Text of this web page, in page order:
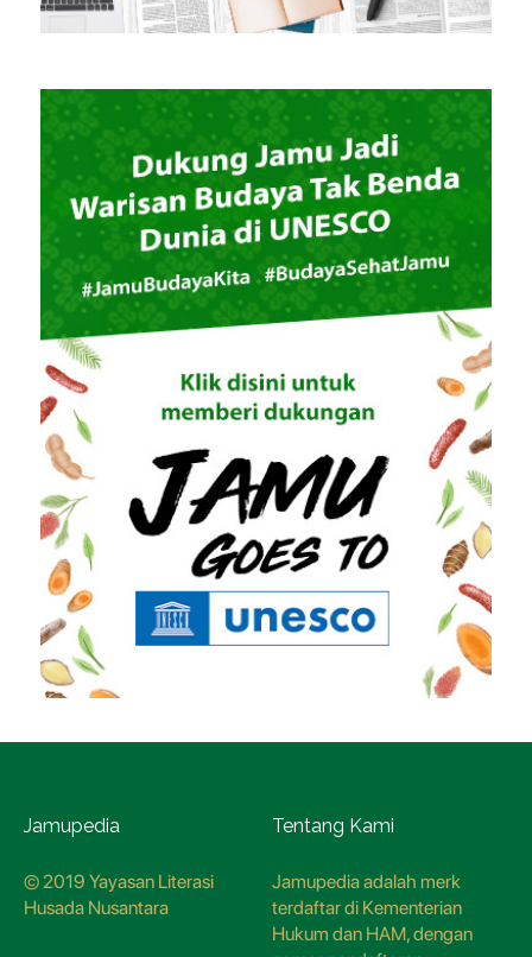
Jamupedia
© 2019 Yayasan Literasi
Husada Nusantara
Tentang Kami
Jamupedia adalah merk
terdaftar di Kementerian
Hukum dan HAM, dengan